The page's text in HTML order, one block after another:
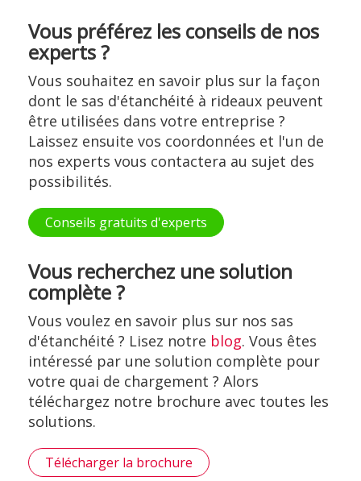
Vous préférez les conseils de nos
experts ?
Vous souhaitez en savoir plus sur la façon
dont le sas d'étanchéité à rideaux peuvent
être utilisées dans votre entreprise ?
Laissez ensuite vos coordonnées et l'un de
nos experts vous contactera au sujet des
possibilités.
Conseils gratuits d'experts
Vous recherchez une solution
complète ?
Vous voulez en savoir plus sur nos sas
d'étanchéité ? Lisez notre blog. Vous êtes
intéressé par une solution complète pour
votre quai de chargement ? Alors
téléchargez notre brochure avec toutes les
solutions.
Télécharger la brochure